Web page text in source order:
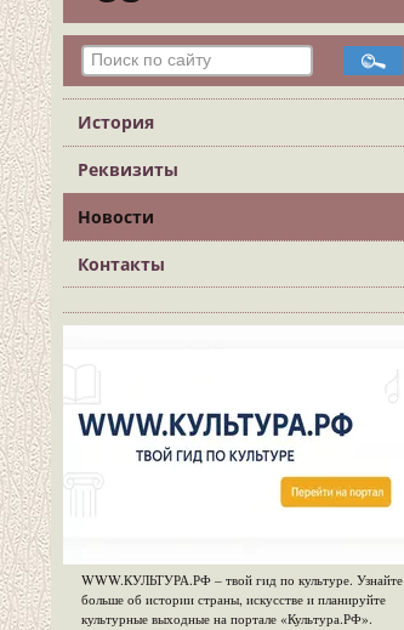
История
Реквизиты
Новости
Контакты
WWW.КУЛЬТУРА.РФ – твой гид по культуре. Узнайте
больше об истории страны, искусстве и планируйте
культурные выходные на портале «Культура.РФ».